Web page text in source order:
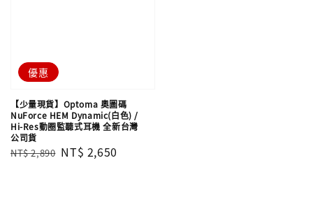
優惠
【少量現貨】Optoma 奧圖碼
NuForce HEM Dynamic(白色) /
Hi-Res動圈監聽式耳機 全新台灣
公司貨
Regular
NT$ 2,890 Sale
NT$ 2,650